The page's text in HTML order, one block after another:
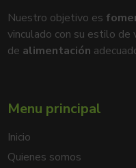
Nuestro objetivo es
vinculado con su estilo de
de alimentación
Menu principal
Inicio
Quienes somos